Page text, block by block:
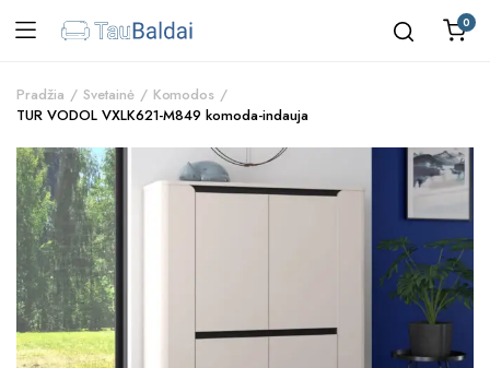
0
Pradžia Svetainė
Komodos
TUR VODOL VXLK621-M849 komoda-indauja